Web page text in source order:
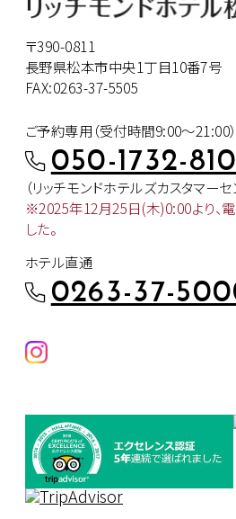
〒390-0811
長野県松本市中央1丁目10番7号
FAX:0263-37-5505
ご予約専用（受付時間9:00～21:00）
050-1732-
（リッチモンドホテルズカスタマーセ
※2025年12月25日(木)0:00より、
した。
ホテル直通
0263-37-